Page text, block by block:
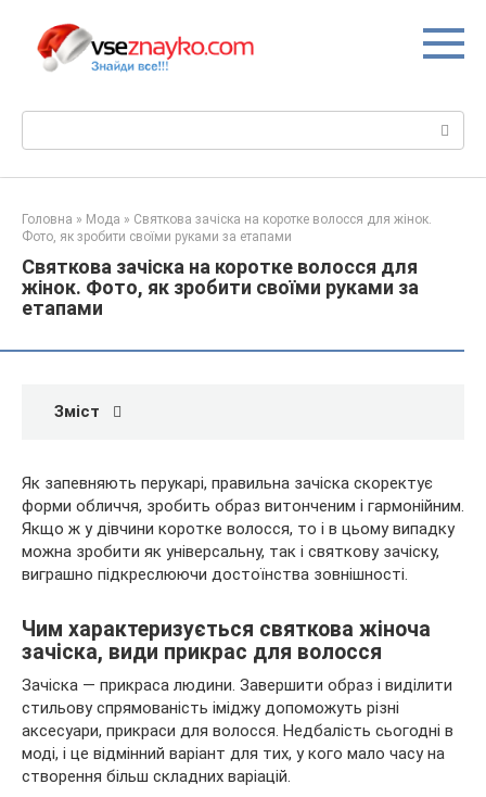
вмісту
Головна » Мода » Святкова зачіска на коротке волосся для жінок.
Фото, як зробити своїми руками за етапами
Святкова зачіска на коротке волосся для
жінок. Фото, як зробити своїми руками за
етапами
Зміст
Як запевняють перукарі, правильна зачіска скоректує
форми обличчя, зробить образ витонченим і гармонійним.
Якщо ж у дівчини коротке волосся, то і в цьому випадку
можна зробити як універсальну, так і святкову зачіску,
виграшно підкреслюючи достоїнства зовнішності.
Чим характеризується святкова жіноча
зачіска, види прикрас для волосся
Зачіска — прикраса людини. Завершити образ і виділити
стильову спрямованість іміджу допоможуть різні
аксесуари, прикраси для волосся. Недбалість сьогодні в
моді, і це відмінний варіант для тих, у кого мало часу на
створення більш складних варіацій.